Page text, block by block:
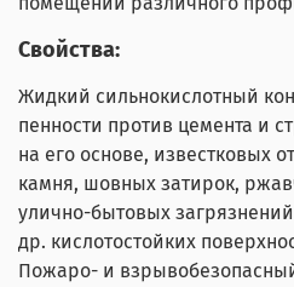
Свойства:
Жидкий сильнокислотный
пенности против цемента и
на его основе, известковых
камня, шовных затирок,
улично-бытовых
др. кислотостойких
Пожаро- и